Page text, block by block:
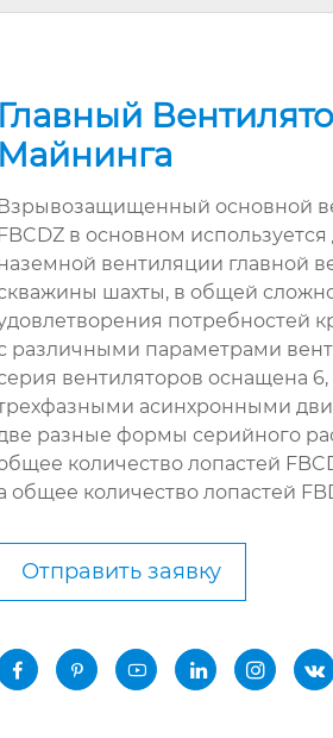
Главный
Майнинга
Взрывозащищенный основной
в основном
вентиляции главной
шахты, в общей
потребностей
различными параметрами
вентиляторов оснащена 6,
асинхронными
разные формы серийного
количество лопастей
общее количество лопастей
Отправить заявку
     